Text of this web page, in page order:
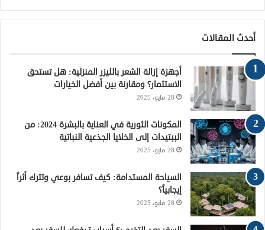
ي
ب
و
ك
و
ت
ر
ي
ت
ي
ي
ت
ن
ت
ق
ا
ل
ص
ا
م
ق
أحدث المقالات
أجهزة إزالة الشعر بالليزر المنزلية: هل تستحق
الاستثمار؟ ومقارنة بين أفضل الخيارات
28 مايو، 2025
المكونات الثورية في العناية بالبشرة 2024: من
الببتيدات إلى الخلايا الجذعية النباتية
28 مايو، 2025
السياحة المستدامة: كيف تسافر بوعي وتترك أثراً
إيجابياً؟
28 مايو، 2025